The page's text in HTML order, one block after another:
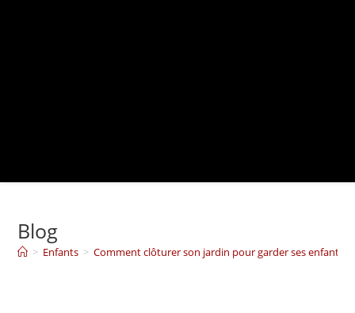
Blog
> Enfants > Comment clôturer son jardin pour garder ses enfants